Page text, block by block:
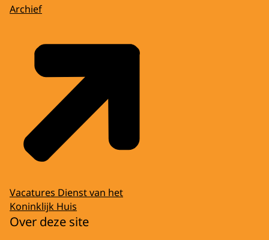
Archief
Vacatures Dienst van het
Koninklijk Huis
Over deze site